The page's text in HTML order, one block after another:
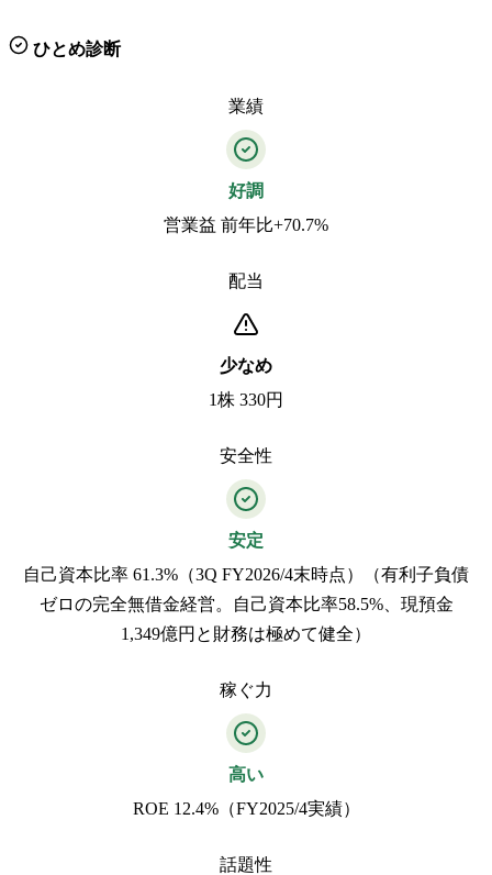
ひとめ診断
業績
好調
営業益 前年比+70.7%
配当
少なめ
1株 330円
安全性
安定
自己資本比率 61.3%（3Q FY2026/4末時点）（有利子負債
ゼロの完全無借金経営。自己資本比率58.5%、現預金
1,349億円と財務は極めて健全）
稼ぐ力
高い
ROE 12.4%（FY2025/4実績）
話題性